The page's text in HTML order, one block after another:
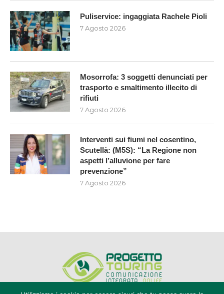
Puliservice: ingaggiata Rachele Pioli
7 Agosto 2026
Mosorrofa: 3 soggetti denunciati per
trasporto e smaltimento illecito di
rifiuti
7 Agosto 2026
Interventi sui fiumi nel cosentino,
Scutellà: (M5S): “La Regione non
aspetti l’alluvione per fare
prevenzione”
7 Agosto 2026